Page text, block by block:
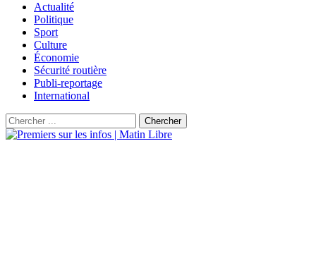
Actualité
Politique
Sport
Culture
Économie
Sécurité routière
Publi-reportage
International